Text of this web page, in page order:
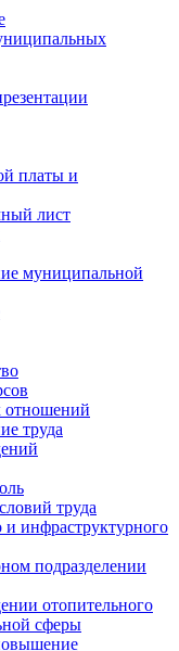
платы и
лист
муниципальной
отношений
труда
труда
и инфраструктурного
подразделении
отопительного
сферы